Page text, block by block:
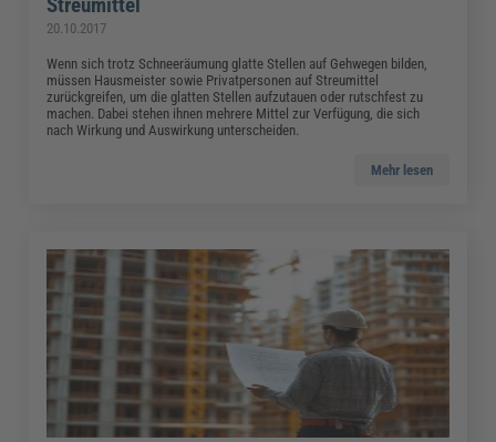
Streumittel
20.10.2017
Wenn sich trotz Schneeräumung glatte Stellen auf Gehwegen bilden,
müssen Hausmeister sowie Privatpersonen auf Streumittel
zurückgreifen, um die glatten Stellen aufzutauen oder rutschfest zu
machen. Dabei stehen ihnen mehrere Mittel zur Verfügung, die sich
nach Wirkung und Auswirkung unterscheiden.
Mehr lesen